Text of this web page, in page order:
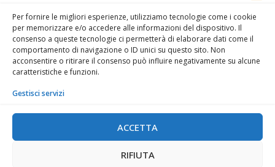
Per fornire le migliori esperienze, utilizziamo tecnologie come i cookie
per memorizzare e/o accedere alle informazioni del dispositivo. Il
consenso a queste tecnologie ci permetterà di elaborare dati come il
comportamento di navigazione o ID unici su questo sito. Non
acconsentire o ritirare il consenso può influire negativamente su alcune
caratteristiche e funzioni.
Gestisci servizi
ACCETTA
RIFIUTA
Grande Miniera di Serbariu - 09013 Carbonia SU
info@museodelcarbone.it